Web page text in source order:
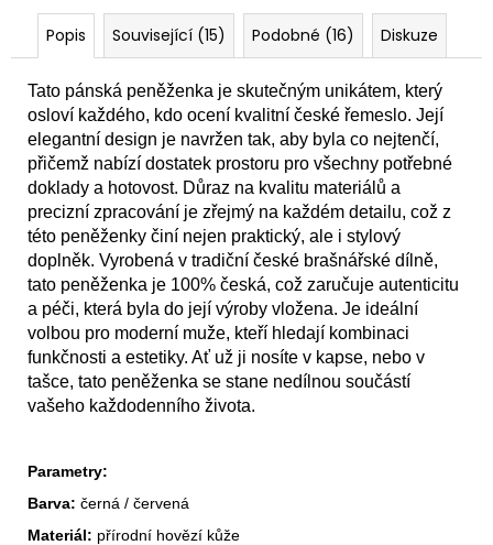
Popis Související (15) Podobné (16) Diskuze
Tato pánská peněženka je skutečným unikátem, který
osloví každého, kdo ocení kvalitní české řemeslo. Její
elegantní design je navržen tak, aby byla co nejtenčí,
přičemž nabízí dostatek prostoru pro všechny potřebné
doklady a hotovost. Důraz na kvalitu materiálů a
precizní zpracování je zřejmý na každém detailu, což z
této peněženky činí nejen praktický, ale i stylový
doplněk. Vyrobená v tradiční české brašnářské dílně,
tato peněženka je 100% česká, což zaručuje autenticitu
a péči, která byla do její výroby vložena. Je ideální
volbou pro moderní muže, kteří hledají kombinaci
funkčnosti a estetiky. Ať už ji nosíte v kapse, nebo v
tašce, tato peněženka se stane nedílnou součástí
vašeho každodenního života.
Parametry:
Barva: černá / červená
Materiál: přírodní hovězí kůže